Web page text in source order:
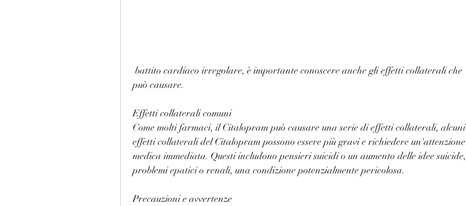
può causare.
Effetti collaterali comuni
Come molti farmaci, il Citalopram può causare una serie di effetti collaterali, alcuni
effetti collaterali del Citalopram possono essere più gravi e richiedere un'attenzione
medica immediata. Questi includono pensieri suicidi o un aumento delle idee suicide,
problemi epatici o renali, una condizione potenzialmente pericolosa.
Precauzioni e avvertenze